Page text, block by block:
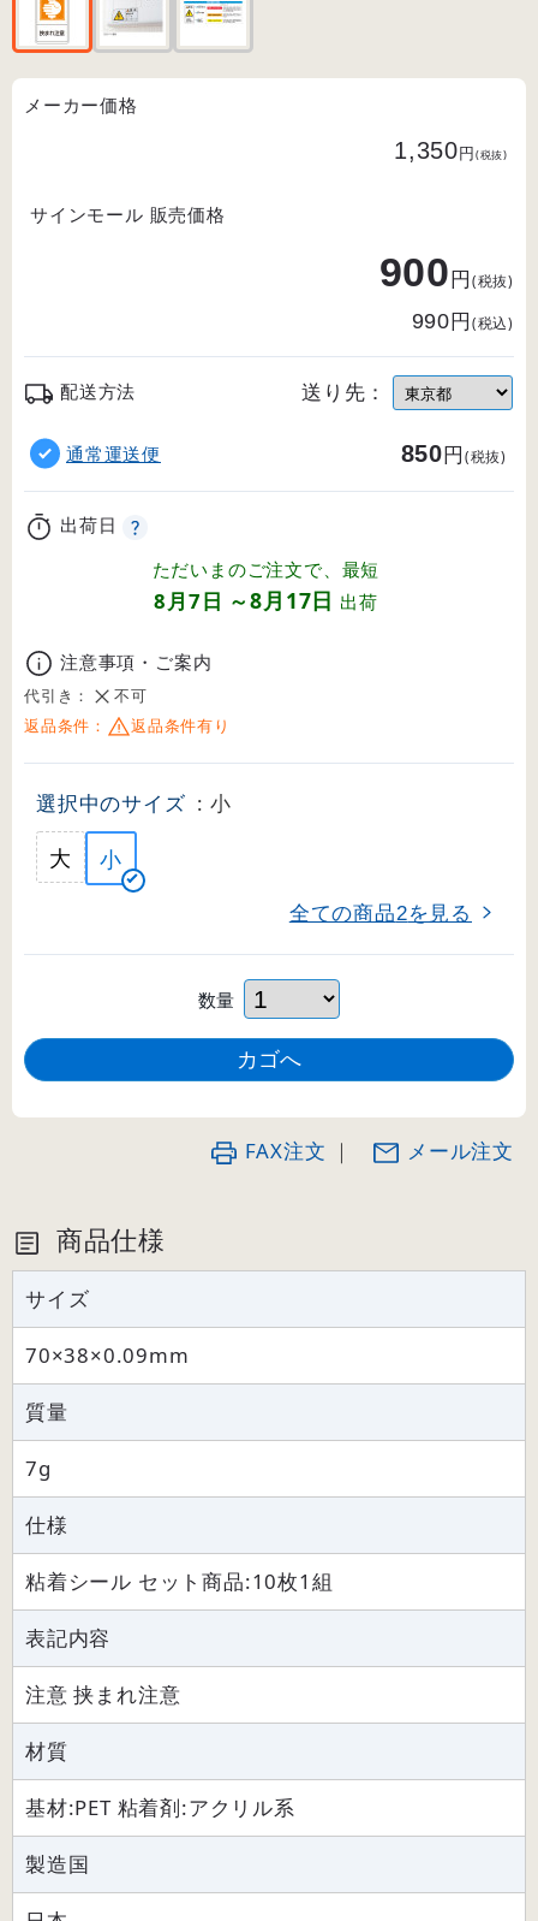
メーカー価格
1,350円(税抜)
サインモール 販売価格
900円(税抜)
990円(税込)
配送方法 送り先：
通常運送便 850円(税抜)
出荷日
ただいまのご注文で、最短
8月7日 ～8月17日 出荷
注意事項・ご案内
代引き：
不可
返品条件：
返品条件有り
選択中のサイズ : 小
大 小
全ての商品2を見る
数量
FAX注文 ｜ メール注文
商品仕様
サイズ
70×38×0.09mm
質量
7g
仕様
粘着シール セット商品:10枚1組
表記内容
注意 挟まれ注意
材質
基材:PET 粘着剤:アクリル系
製造国